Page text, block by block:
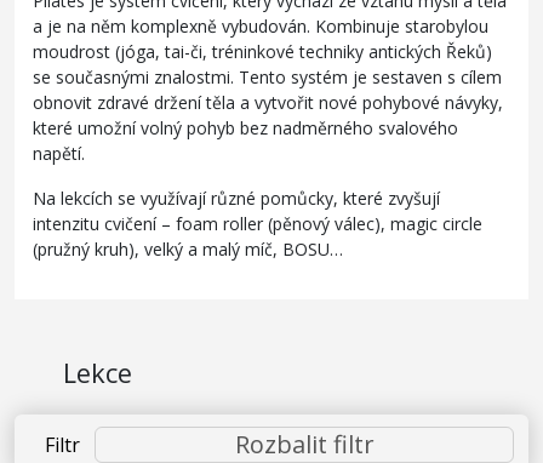
a je na něm komplexně vybudován. Kombinuje starobylou
moudrost (jóga, tai-či, tréninkové techniky antických Řeků)
se současnými znalostmi. Tento systém je sestaven s cílem
obnovit zdravé držení těla a vytvořit nové pohybové návyky,
které umožní volný pohyb bez nadměrného svalového
napětí.
Na lekcích se využívají různé pomůcky, které zvyšují
intenzitu cvičení – foam roller (pěnový válec), magic circle
(pružný kruh), velký a malý míč, BOSU…
Lekce
Filtr Rozbalit filtr